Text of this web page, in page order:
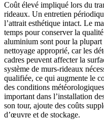
Coût élevé impliqué lors du
rideaux. Un entretien
l’attrait esthétique intact. Le
temps pour conserver la
aluminium sont pour la plupart
nettoyage approprié, car les
cadres peuvent affecter la
système de murs-rideaux
qualifiée, ce qui augmente le
des conditions
important dans l’installation
son tour, ajoute des coûts
d’œuvre et de stockage.